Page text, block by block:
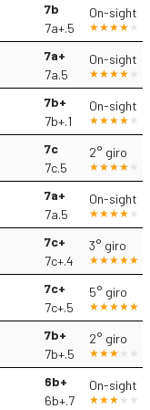
7b
7a+.5
On-sight
7a+
7a.5
On-sight
7b+
7b+.1
On-sight
7c
7c.5
2° giro
7a+
7a.5
On-sight
7c+
7c+.4
3° giro
7c+
7c+.5
5° giro
7b+
7b+.5
2° giro
6b+
6b+.7
On-sight